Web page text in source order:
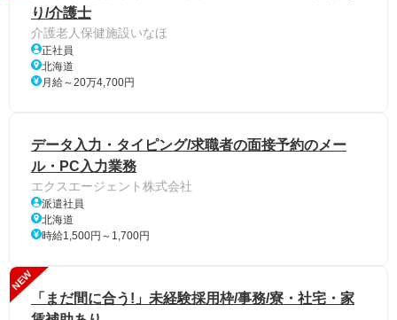
り/介護士
介護老人保健施設いなほ
正社員
北海道
月給～20万4,700円
データ入力・タイピング/求職者の面接予約のメー
ル・PC入力業務
エクスエージェント株式会社
派遣社員
北海道
時給1,500円～1,700円
NEW
「まだ間に合う!」未経験採用枠/事務/寮・社宅・家